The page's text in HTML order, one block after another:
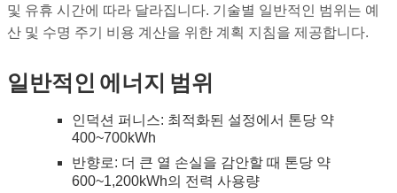
및 유휴 시간에 따라 달라집니다. 기술별 일반적인 범위는 예
산 및 수명 주기 비용 계산을 위한 계획 지침을 제공합니다.
일반적인 에너지 범위
인덕션 퍼니스: 최적화된 설정에서 톤당 약
400~700kWh
반향로: 더 큰 열 손실을 감안할 때 톤당 약
600~1,200kWh의 전력 사용량